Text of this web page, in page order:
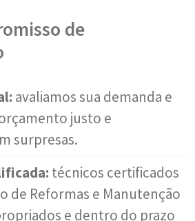
de
avaliamos sua demanda e
justo e
surpresas.
técnicos certificados
de Reformas e Manutenção
e dentro do prazo